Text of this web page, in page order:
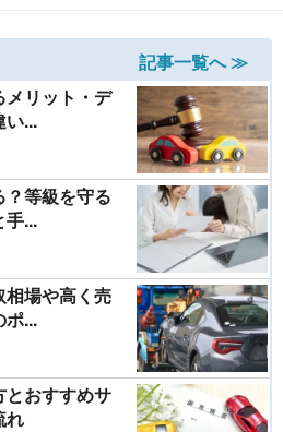
記事一覧へ ≫
メリット・デ
い...
等級を守る
手...
相場や高く売
ポ...
とおすすめサ
れ